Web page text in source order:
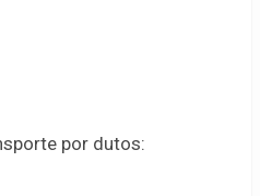
por dutos: